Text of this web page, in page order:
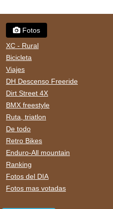
Fotos
XC - Rural
Bicicleta
Viajes
DH Descenso Freeride
Dirt Street 4X
BMX freestyle
Ruta, triatlon
De todo
Retro Bikes
Enduro-All mountain
Ranking
Fotos del DIA
Fotos mas votadas